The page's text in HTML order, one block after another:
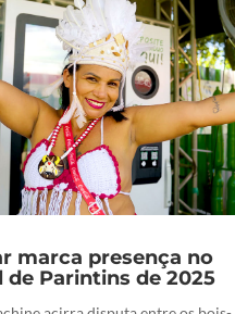
marca presença no
de Parintins de 2025